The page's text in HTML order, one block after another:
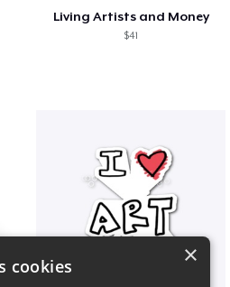
Living Artists and Money
$41
×
cookies